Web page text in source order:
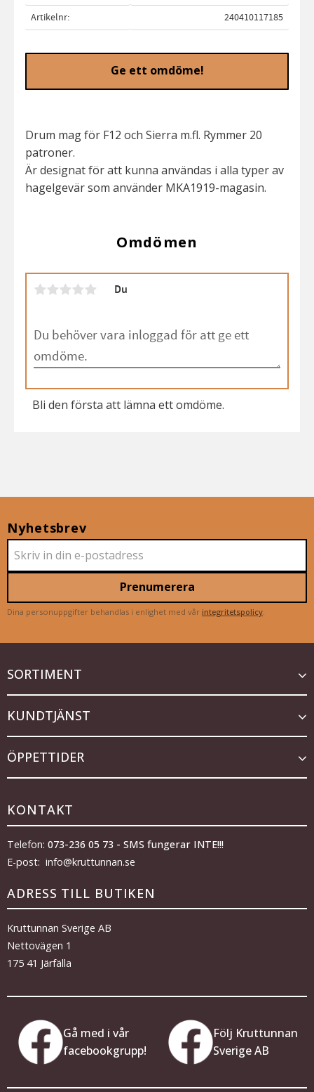
Artikelnr
240410117185
Ge ett omdöme!
Drum mag för F12 och Sierra m.fl. Rymmer 20
patroner.
Är designat för att kunna användas i alla typer av
hagelgevär som använder MKA1919-magasin.
Omdömen
Du
Bli den första att lämna ett omdöme.
Nyhetsbrev
Prenumerera
Dina personuppgifter behandlas i enlighet med vår integritetspolicy
SORTIMENT
KUNDTJÄNST
ÖPPETTIDER
KONTAKT
Telefon: 073-236 05 73 - SMS fungerar INTE!!!
E-post: info@kruttunnan.se
ADRESS TILL BUTIKEN
Kruttunnan Sverige AB
Nettovägen 1
175 41 Järfälla
Gå med i vår
facebookgrupp!
Följ Kruttunnan
Sverige AB